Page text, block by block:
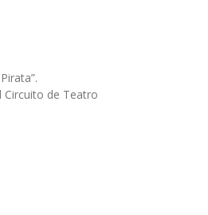
Circuito de Teatro